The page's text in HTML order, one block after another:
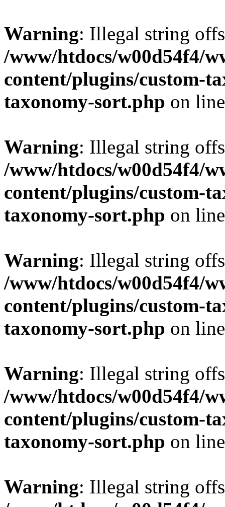
Warning: Illegal string
/www/htdocs/w00d54f4/
content/plugins/custom-
taxonomy-sort.php on
Warning: Illegal string
/www/htdocs/w00d54f4/
content/plugins/custom-
taxonomy-sort.php on
Warning: Illegal string
/www/htdocs/w00d54f4/
content/plugins/custom-
taxonomy-sort.php on
Warning: Illegal string
/www/htdocs/w00d54f4/
content/plugins/custom-
taxonomy-sort.php on
Warning: Illegal string